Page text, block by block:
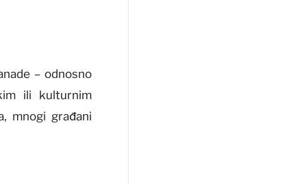
– odnosno
ili kulturnim
mnogi građani